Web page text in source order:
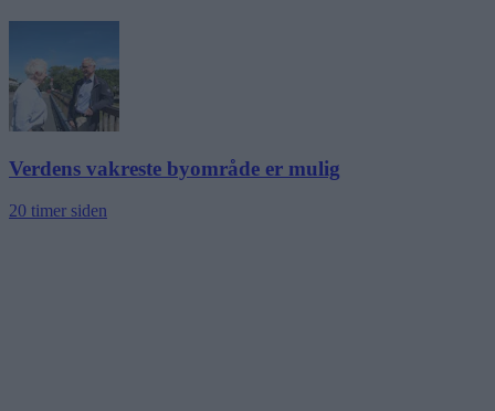
Verdens vakreste byområde er mulig
20 timer siden